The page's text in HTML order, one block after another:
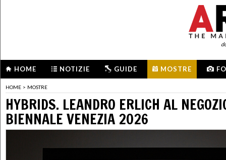
HOME NOTIZIE GUIDE MOSTRE
HOME > MOSTRE
HYBRIDS. LEANDRO ERLICH AL
BIENNALE VENEZIA 2026